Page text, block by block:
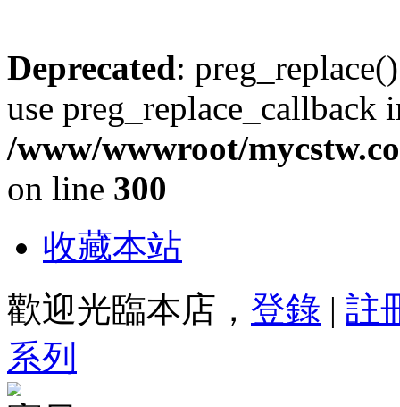
Deprecated:
use preg_replace_callback
/www/wwwroot/
on line 300
收藏本站
歡迎光臨本店， 登錄 | 註
系列